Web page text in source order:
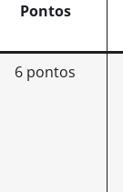
Pontos
6 pontos